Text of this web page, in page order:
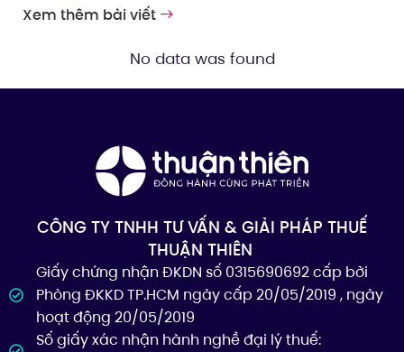
Xem thêm bài viết
No data was found
CÔNG TY TNHH TƯ VẤN & GIẢI PHÁP THUẾ
THUẬN THIÊN
Giấy chứng nhận ĐKDN số 0315690692 cấp bởi
Phòng ĐKKD TP.HCM ngày cấp 20/05/2019 , ngày
hoạt động 20/05/2019
Số giấy xác nhận hành nghề đại lý thuế: